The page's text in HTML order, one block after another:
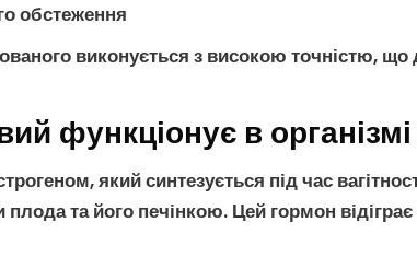
обстеження
виконується з високою точністю, що
функціонує в організмі
який синтезується під час
та його печінкою. Цей гормон